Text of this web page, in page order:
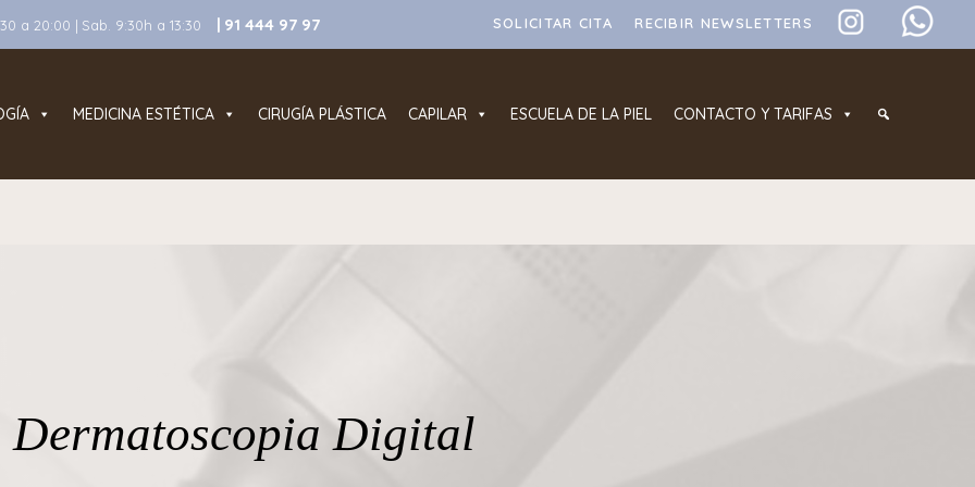
a 20:00 | Sab. 9:30h a 13:30 | 91 444 97 97 SOLICITAR CITA RECIBIR NEWSLETTERS
MEDICINA ESTÉTICA CIRUGÍA PLÁSTICA CAPILAR ESCUELA DE LA PIEL CONTACTO Y TARIFAS
Dermatoscopia Digital